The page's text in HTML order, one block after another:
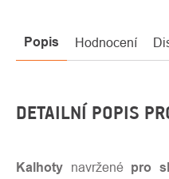
Popis Hodnocení
DETAILNÍ POPIS
Kalhoty navržené pro